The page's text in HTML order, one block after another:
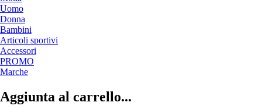
Uomo
Donna
Bambini
Articoli sportivi
Accessori
PROMO
Marche
Aggiunta al carrello...